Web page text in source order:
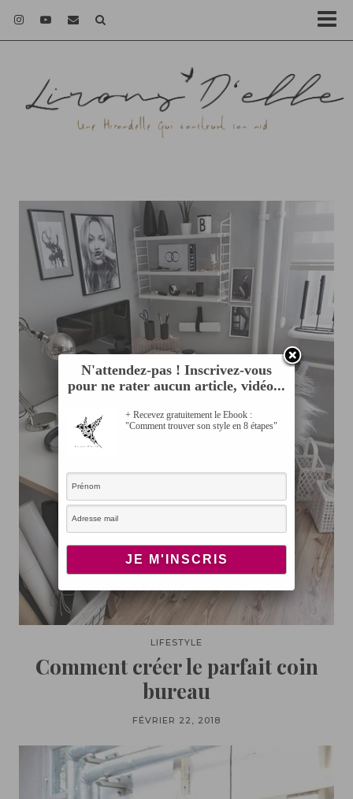
LIFESTYLE
Comment créer le parfait coin
bureau
FÉVRIER 22, 2018
N'attendez-pas ! Inscrivez-vous
pour ne rater aucun article, vidéo...
+ Recevez gratuitement le Ebook :
"Comment trouver son style en 8 étapes"